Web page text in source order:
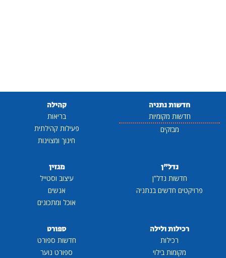
חדשות נתניה
חדשות מקומיות
מבזקים
קהילה
בריאות
פעילות קהילתית
חינוך ומצוינות
נדל"ן
חדשות נדל"ן
פרויקטים חדשים בנתניה
מגזין
עיצוב וסטייל
אנשים
אוכל ומתכונים
רכילות ולילה
רכילות
מקומות בילוי
ספורט
חדשות ספורט
ספורט נוער